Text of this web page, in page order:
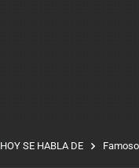
HOY SE HABLA DE